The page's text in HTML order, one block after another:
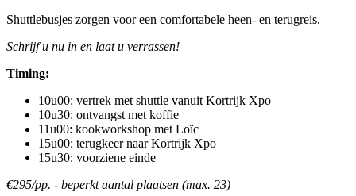
Shuttlebusjes zorgen voor een comfortabele heen- en terugreis.
Schrijf u nu in en laat u verrassen!
Timing:
10u00: vertrek met shuttle vanuit Kortrijk Xpo
10u30: ontvangst met koffie
11u00: kookworkshop met Loïc
15u00: terugkeer naar Kortrijk Xpo
15u30: voorziene einde
€295/pp. - beperkt aantal plaatsen (max. 23)